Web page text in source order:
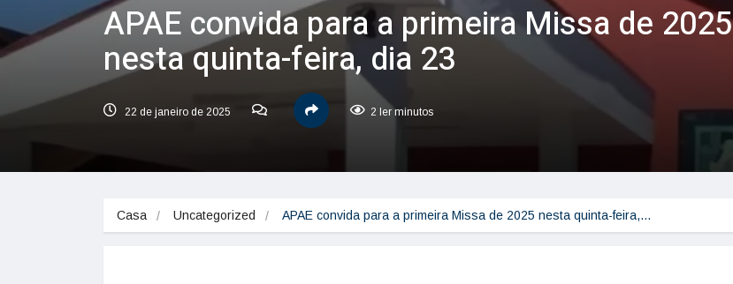
APAE convida para a primeira Missa de 2025
nesta quinta-feira, dia 23
22 de janeiro de 2025 2 ler minutos
Casa Uncategorized APAE convida para a primeira Missa de 2025 nesta quinta-feira,…